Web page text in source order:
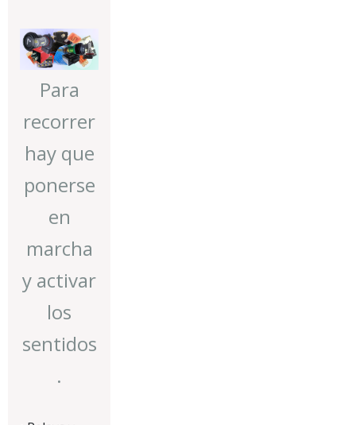
Para
recorrer
hay que
ponerse
en
marcha
y activar
los
sentidos
.